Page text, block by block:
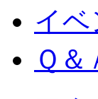
イベ
Ｑ＆